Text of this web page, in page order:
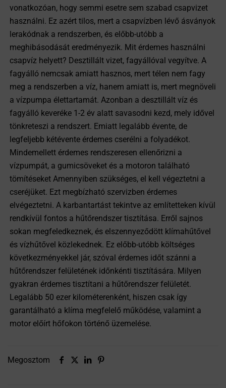
vonatkozóan, hogy semmi esetre sem szabad csapvizet
használni. Ez azért tilos, mert a csapvízben lévő ásványok
lerakódnak a rendszerben, és előbb-utóbb a
meghibásodását eredményezik. Mit érdemes használni
csapvíz helyett? Desztillált vizet, fagyállóval vegyítve. A
fagyálló nemcsak amiatt hasznos, mert télen nem fagy
meg a rendszerben a víz, hanem amiatt is, mert megnöveli
a vízpumpa élettartamát. Azonban a desztillált víz és
fagyálló keveréke 1-2 év alatt savasodni kezd, mely idővel
tönkreteszi a rendszert. Emiatt legalább évente, de
legfeljebb kétévente érdemes cserélni a folyadékot.
Mindemellett érdemes rendszeresen ellenőrizni a
vízpumpát, a gumicsöveket és a motoron található
tömítéseket Amennyiben szükséges, el kell végeztetni a
cseréjüket. Ezt megbízható szervizben érdemes
elvégeztetni. A karbantartást tekintve az említetteken kívül
rendkívül fontos a hűtőrendszer tisztítása. Erről sajnos
sokan megfeledkeznek, és elszennyeződött klímahűtővel
és vízhűtővel közlekednek. Ez előbb-utóbb költséges
következményekkel jár, szóval érdemes időt szánni a
hűtőrendszer felületének időnkénti tisztítására. Milyen
gyakran érdemes tisztítani a hűtőrendszer felületét.
Legalább 50 ezer kilométerenként, hiszen csak így
garantálható a klíma megfelelő működése, valamint a
motor előírt hőfokon történő üzemelése.
Megosztom